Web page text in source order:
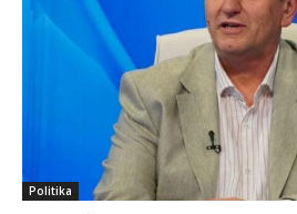
Politika